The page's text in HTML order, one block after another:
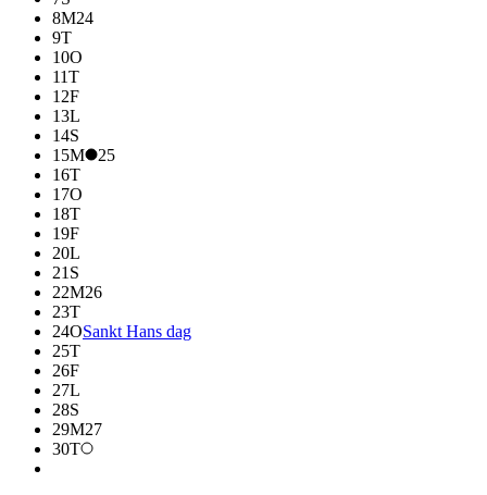
8M24
9T
10O
11T
12F
13L
14S
15M
25
16T
17O
18T
19F
20L
21S
22M26
23T
24OSankt Hans dag
25T
26F
27L
28S
29M27
30T